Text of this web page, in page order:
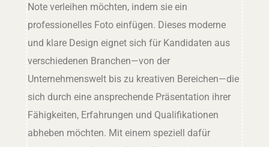
Note verleihen möchten, indem sie ein
professionelles Foto einfügen. Dieses moderne
und klare Design eignet sich für Kandidaten aus
verschiedenen Branchen—von der
Unternehmenswelt bis zu kreativen Bereichen—die
sich durch eine ansprechende Präsentation ihrer
Fähigkeiten, Erfahrungen und Qualifikationen
abheben möchten. Mit einem speziell dafür